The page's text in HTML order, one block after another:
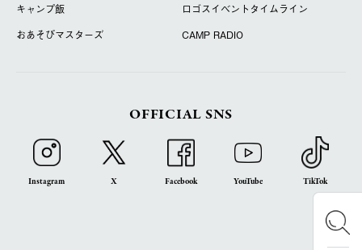
キャンプ飯
ロゴスイベントタイムライン
おあそびマスターズ
CAMP RADIO
OFFICIAL SNS
Instagram X Facebook YouTube TikTok